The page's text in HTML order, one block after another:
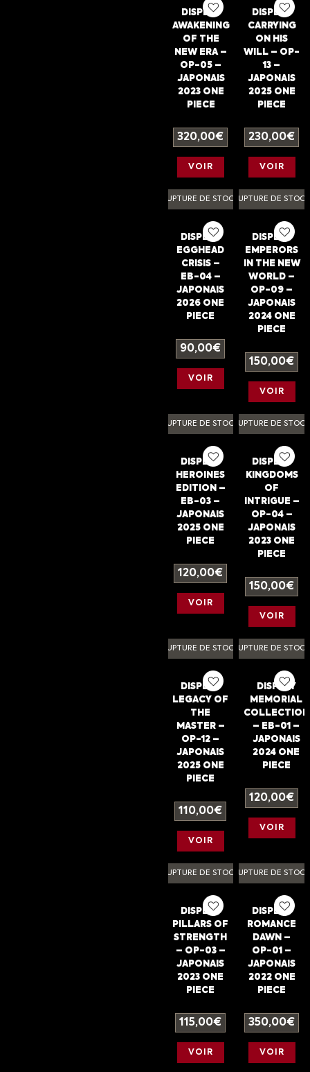
DISPLAY
AWAKENING
OF THE
NEW ERA –
OP-05 –
JAPONAIS
2023 ONE
PIECE
320,00€
VOIR
DISPLAY
CARRYING
ON HIS
WILL – OP-
13 –
JAPONAIS
2025 ONE
PIECE
230,00€
VOIR
RUPTURE DE STOCK
DISPLAY
EGGHEAD
CRISIS –
EB-04 –
JAPONAIS
2026 ONE
PIECE
90,00€
VOIR
RUPTURE DE STOCK
DISPLAY
EMPERORS
IN THE NEW
WORLD –
OP-09 –
JAPONAIS
2024 ONE
PIECE
150,00€
VOIR
RUPTURE DE STOCK
DISPLAY
HEROINES
EDITION –
EB-03 –
JAPONAIS
2025 ONE
PIECE
120,00€
VOIR
RUPTURE DE STOCK
DISPLAY
KINGDOMS
OF
INTRIGUE –
OP-04 –
JAPONAIS
2023 ONE
PIECE
150,00€
VOIR
RUPTURE DE STOCK
DISPLAY
LEGACY OF
THE
MASTER –
OP-12 –
JAPONAIS
2025 ONE
PIECE
110,00€
VOIR
RUPTURE DE STOCK
DISPLAY
MEMORIAL
COLLECTION
– EB-01 –
JAPONAIS
2024 ONE
PIECE
120,00€
VOIR
RUPTURE DE STOCK
DISPLAY
PILLARS OF
STRENGTH
– OP-03 –
JAPONAIS
2023 ONE
PIECE
115,00€
VOIR
RUPTURE DE STOCK
DISPLAY
ROMANCE
DAWN –
OP-01 –
JAPONAIS
2022 ONE
PIECE
350,00€
VOIR